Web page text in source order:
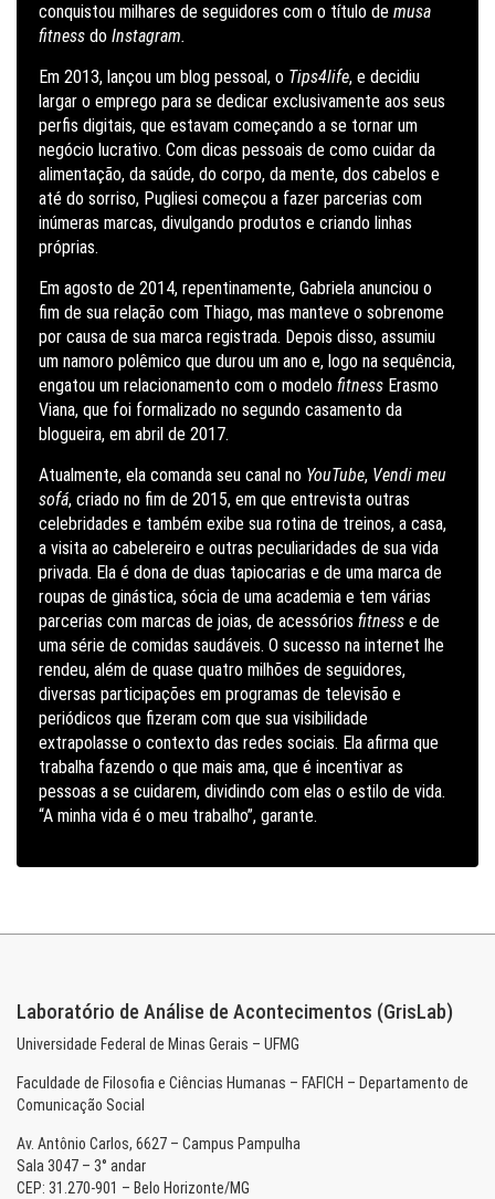
conquistou milhares de seguidores com o título de musa
fitness do Instagram.
Em 2013, lançou um blog pessoal, o Tips4life, e decidiu
largar o emprego para se dedicar exclusivamente aos seus
perfis digitais, que estavam começando a se tornar um
negócio lucrativo. Com dicas pessoais de como cuidar da
alimentação, da saúde, do corpo, da mente, dos cabelos e
até do sorriso, Pugliesi começou a fazer parcerias com
inúmeras marcas, divulgando produtos e criando linhas
próprias.
Em agosto de 2014, repentinamente, Gabriela anunciou o
fim de sua relação com Thiago, mas manteve o sobrenome
por causa de sua marca registrada. Depois disso, assumiu
um namoro polêmico que durou um ano e, logo na sequência,
engatou um relacionamento com o modelo fitness Erasmo
Viana, que foi formalizado no segundo casamento da
blogueira, em abril de 2017.
Atualmente, ela comanda seu canal no YouTube, Vendi meu
sofá, criado no fim de 2015, em que entrevista outras
celebridades e também exibe sua rotina de treinos, a casa,
a visita ao cabelereiro e outras peculiaridades de sua vida
privada. Ela é dona de duas tapiocarias e de uma marca de
roupas de ginástica, sócia de uma academia e tem várias
parcerias com marcas de joias, de acessórios fitness e de
uma série de comidas saudáveis. O sucesso na internet lhe
rendeu, além de quase quatro milhões de seguidores,
diversas participações em programas de televisão e
periódicos que fizeram com que sua visibilidade
extrapolasse o contexto das redes sociais. Ela afirma que
trabalha fazendo o que mais ama, que é incentivar as
pessoas a se cuidarem, dividindo com elas o estilo de vida.
“A minha vida é o meu trabalho”, garante.
Laboratório de Análise de Acontecimentos (GrisLab)
Universidade Federal de Minas Gerais – UFMG
Faculdade de Filosofia e Ciências Humanas – FAFICH – Departamento de
Comunicação Social
Av. Antônio Carlos, 6627 – Campus Pampulha
Sala 3047 – 3° andar
CEP: 31.270-901 – Belo Horizonte/MG